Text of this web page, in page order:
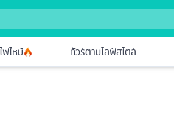
ฟไหม้ ทัวร์ตามไลฟ์สไตล์